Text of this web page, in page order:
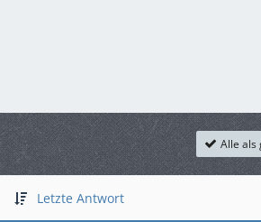
Alle als
Letzte Antwort